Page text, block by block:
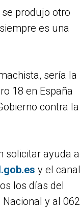
produjo otro
es una
sería la
18 en España
contra la
solicitar ayuda a
y el canal
los días del
y al 062